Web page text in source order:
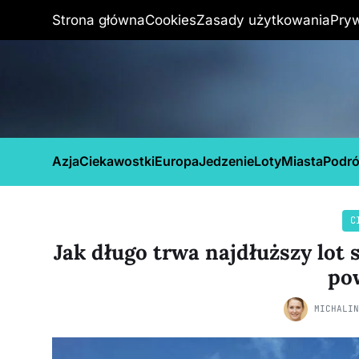
Strona głównaCookiesZasady użytkowania
AzjaCiekawostkiEuropaJedzenieLotyMiasta
Jak długo trwa najdłuższy lot